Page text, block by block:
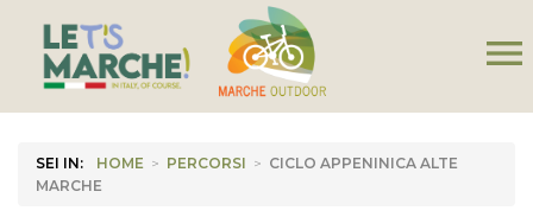
menu
SEI IN: HOME > PERCORSI > CICLO APPENINICA ALTE
MARCHE